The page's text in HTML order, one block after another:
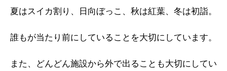
夏はスイカ割り、日向ぼっこ、秋は紅葉、冬は初詣。
誰もが当たり前にしていることを大切にしています。
また、どんどん施設から外で出ることも大切にしてい